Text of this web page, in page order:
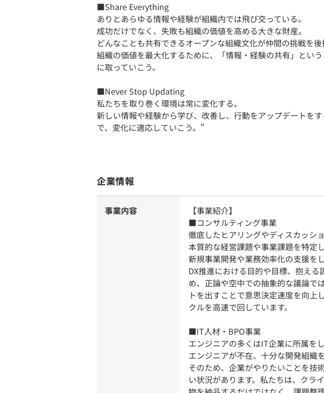
■Share Everything
ありとあらゆる情報や経験が組織内では飛び交っている。
成功だけでなく、失敗も組織の価値を高める大きな財産。
どんなことも共有できるオープンな組織文化が仲間の挑戦を後
組織の価値を最大化するために、「情報・経験の共有」とい
に取っていこう。
■Never Stop Updating
私たちを取り巻く環境は常に変化する。
新しい情報や経験から学び、改善し、行動をアップデートを
で、変化に適応していこう。"
企業情報
事業内容
【事業紹介】
■コンサルティング事業
徹底したヒアリングやディスカッシ
本質的な経営課題や事業課題を特定
新規事業開発や業務効率化の支援を
DX推進における目的や目標、抱える
め、正論や空中での抽象的な議論で
トを出すことで意思決定速度を向上
クルを高速で回しています。
■IT人材・BPO事業
エンジニアの多くはIT企業に所属を
エンジニアが不在、十分な開発組織
そのため、企業がやりたいことを技
い状況があります。私たちは、クラ